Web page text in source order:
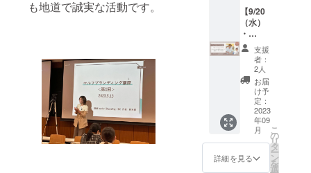
も地道で誠実な活動です。
完成後
のプロ
ジェク
ト継続
の有無
などは
企画の
進捗に
応じ
て、変
更にな
る場合
がござ
いま
す。 ※
きま
す。
PDF
データ
含めご
案内は
メール
にてお
送りし
ます。
※海外へ
品物の
発送は
おりま
内
14:30〜
ヒュッ
ゲの森
でス
イーツ
タイム
＆対話
17:00〜
小淵
沢駅解
散（参
17:12小
なたの
世界観
がブ
ラッ
シュ
アップ
される
濃密な
時間を
過ごせ
ること
間違い
なし！
＜開催
大自然
の中で
無意識
にとめ
ている
心を解
放し、
軽やか
に望む
未来を
叶えに
きませ
んか？
＜主
学んで
体感で
きるこ
のクラ
ファン
だけの
特別企
画で
す。実
irodori
代表村
本も
３ヶ月
の講座
おすす
め本3冊
をセレ
クトし
てお届
けしま
す！
「ヒュ
ッゲの
森から
始まる
コミュ
ニティ
の輪を
広げて
濃密コ
ンサル
ティン
グー ＊
9/14
ヒュッ
ゲの森
誕生秘
話トー
ショー
第3弾現
地参加
権付き
＜イベ
【9/20
（水）
・
21（木
）】8名
限定！
宿泊型
合宿
（小淵
沢駅送
迎付
き） 本
橋へい
すけさ
ん＆村
支援
者：
2人
お届
け予
定：
2023
年09
月
詳細を見る
こ
の
リ
タ
ー
ン
を
選